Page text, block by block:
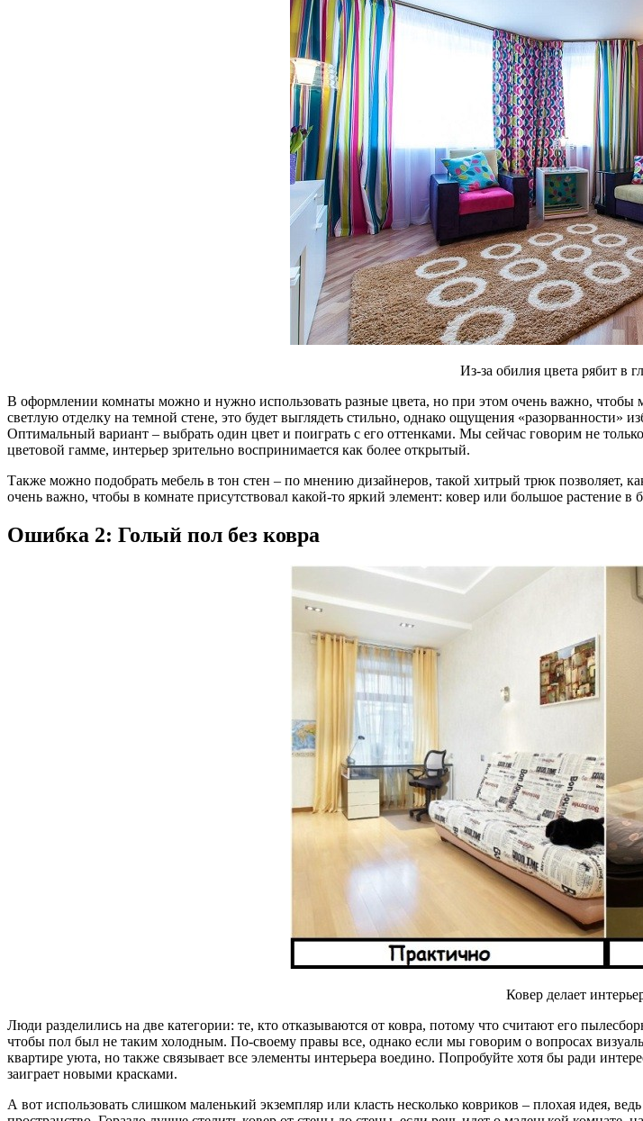
Из-за обилия цвета рябит в
В оформлении комнаты можно и нужно использовать разные цвета, но при этом очень важно,
светлую отделку на темной стене, это будет выглядеть стильно, однако ощущения «разорванности»
Оптимальный вариант – выбрать один цвет и поиграть с его оттенками. Мы сейчас говорим не
цветовой гамме, интерьер зрительно воспринимается как более открытый.
Также можно подобрать мебель в тон стен – по мнению дизайнеров, такой хитрый трюк позволяет,
очень важно, чтобы в комнате присутствовал какой-то яркий элемент: ковер или большое растение
Ошибка 2: Голый пол без ковра
Ковер делает
Люди разделились на две категории: те, кто отказываются от ковра, потому что считают его
чтобы пол был не таким холодным. По-своему правы все, однако если мы говорим о вопросах
квартире уюта, но также связывает все элементы интерьера воедино. Попробуйте хотя бы ради
заиграет новыми красками.
А вот использовать слишком маленький экземпляр или класть несколько ковриков – плохая идея,